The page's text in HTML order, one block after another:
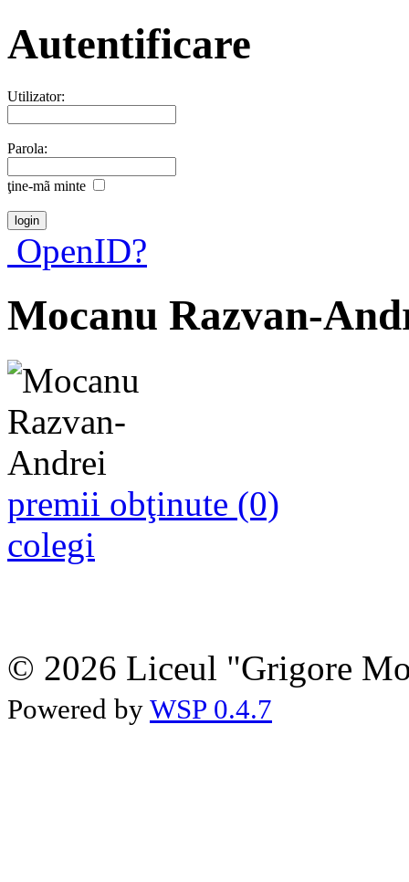
Autentificare
Utilizator:
Parola:
ţine-mã minte
OpenID?
Mocanu Razvan-
premii obţinute (0)
colegi
© 2026 Liceul "Grigore
Powered by WSP 0.4.7